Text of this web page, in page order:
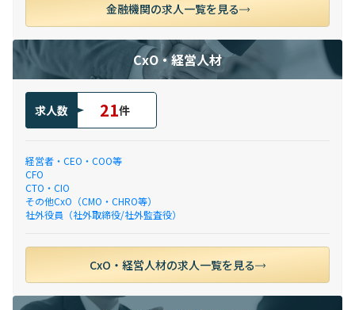
金融機関の求人一覧を見る
CxO・経営人材
求人数 21件
経営者・CEO・COO等
CFO
CTO・CIO
その他CxO（CMO・CHRO等）
社外役員（社外取締役/社外監査役）
CxO・経営人材の求人一覧を見る